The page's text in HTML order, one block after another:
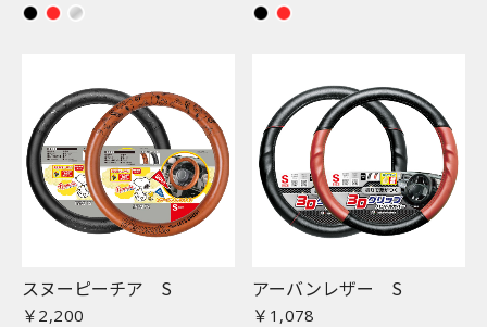
スヌーピーチア S
￥2,200
アーバンレザー S
￥1,078